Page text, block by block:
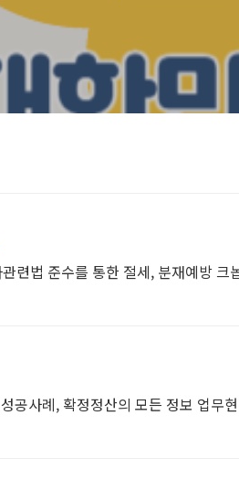
련법 준수를 통한 절세, 분재예방 크
공사례, 확정정산의 모든 정보 업무